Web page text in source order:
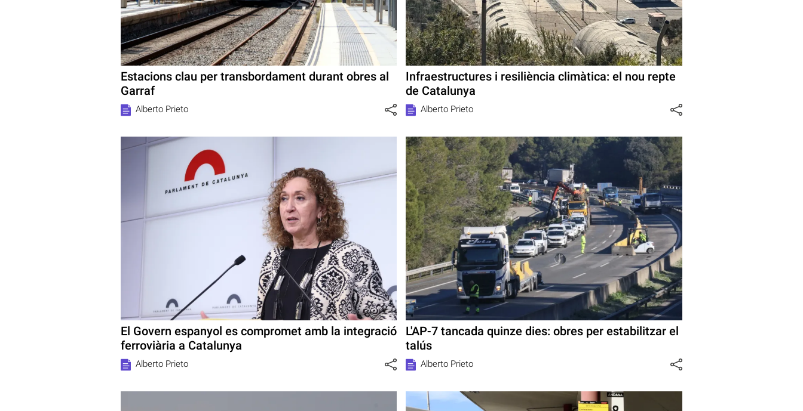
Estacions clau per transbordament durant obres al
Garraf
Alberto Prieto
Infraestructures i resiliència climàtica: el nou repte
de Catalunya
Alberto Prieto
El Govern espanyol es compromet amb la integració
ferroviària a Catalunya
Alberto Prieto
L'AP-7 tancada quinze dies: obres per estabilitzar el
talús
Alberto Prieto